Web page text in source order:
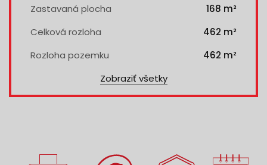
Zastavaná plocha
168 m²
Celková rozloha
462 m²
Rozloha pozemku
462 m²
Zobraziť všetky